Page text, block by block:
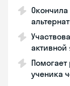
активной
ученика